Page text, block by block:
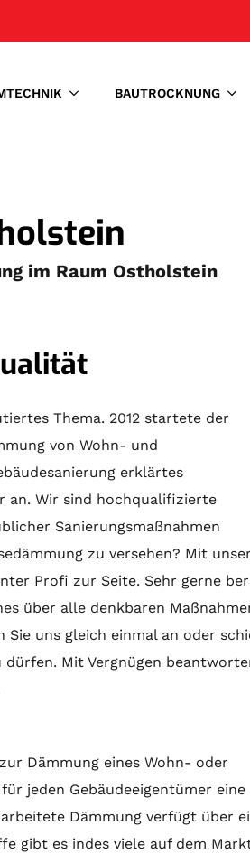
BAUTROCKNUNG
im Raum Ostholstein
Thema. 2012 startete der
von Wohn- und
erklärtes
an. Wir sind hochqualifizierte
Sanierungsmaßnahmen
zu versehen? Mit
Profi zur Seite. Sehr gerne
über alle denkbaren
uns gleich einmal an oder
dürfen. Mit Vergnügen
Dämmung eines Wohn- oder
jeden Gebäudeeigentümer eine
Dämmung verfügt über
gibt es indes viele auf dem